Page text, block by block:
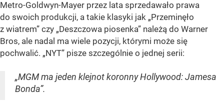
Metro-Goldwyn-Mayer przez lata sprzedawało prawa
do swoich produkcji, a takie klasyki jak „Przeminęło
z wiatrem” czy „Deszczowa piosenka” należą do Warner
Bros, ale nadal ma wiele pozycji, którymi może się
pochwalić. „NYT” pisze szczególnie o jednej serii:
„MGM ma jeden klejnot koronny Hollywood: Jamesa
Bonda”.